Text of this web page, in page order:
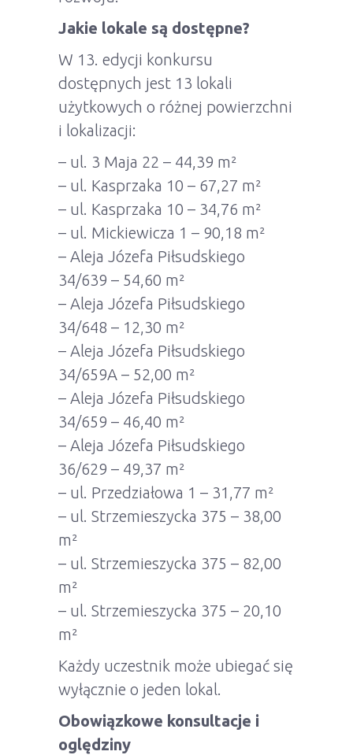
Jakie lokale są dostępne?
W 13. edycji konkursu
dostępnych jest 13 lokali
użytkowych o różnej powierzchni
i lokalizacji:
– ul. 3 Maja 22 – 44,39 m²
– ul. Kasprzaka 10 – 67,27 m²
– ul. Kasprzaka 10 – 34,76 m²
– ul. Mickiewicza 1 – 90,18 m²
– Aleja Józefa Piłsudskiego
34/639 – 54,60 m²
– Aleja Józefa Piłsudskiego
34/648 – 12,30 m²
– Aleja Józefa Piłsudskiego
34/659A – 52,00 m²
– Aleja Józefa Piłsudskiego
34/659 – 46,40 m²
– Aleja Józefa Piłsudskiego
36/629 – 49,37 m²
– ul. Przedziałowa 1 – 31,77 m²
– ul. Strzemieszycka 375 – 38,00
m²
– ul. Strzemieszycka 375 – 82,00
m²
– ul. Strzemieszycka 375 – 20,10
m²
Każdy uczestnik może ubiegać się
wyłącznie o jeden lokal.
Obowiązkowe konsultacje i
oględziny